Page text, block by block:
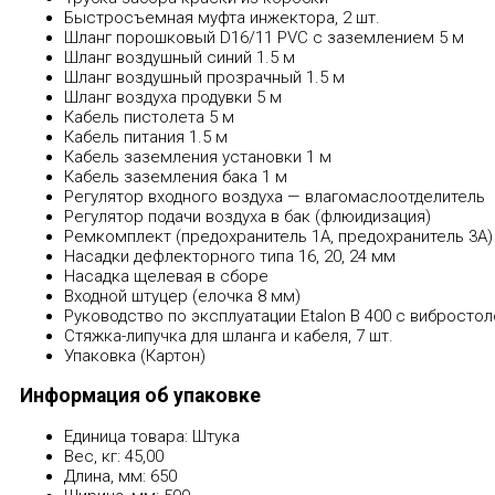
Быстросъемная муфта инжектора, 2 шт.
Шланг порошковый D16/11 PVC с заземлением 5 м
Шланг воздушный синий 1.5 м
Шланг воздушный прозрачный 1.5 м
Шланг воздуха продувки 5 м
Кабель пистолета 5 м
Кабель питания 1.5 м
Кабель заземления установки 1 м
Кабель заземления бака 1 м
Регулятор входного воздуха — влагомаслоотделитель
Регулятор подачи воздуха в бак (флюидизация)
Ремкомплект (предохранитель 1А, предохранитель 3А)
Насадки дефлекторного типа 16, 20, 24 мм
Насадка щелевая в сборе
Входной штуцер (елочка 8 мм)
Руководство по эксплуатации Etalon В 400 с
Стяжка-липучка для шланга и кабеля, 7 шт.
Упаковка (Картон)
Информация об упаковке
Единица товара: Штука
Вес, кг: 45,00
Длина, мм: 650